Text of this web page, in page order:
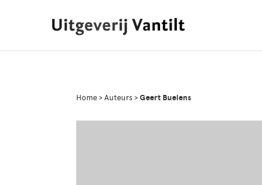
Home > Auteurs > Geert Buelens